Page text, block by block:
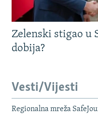
Zelenski stigao u
dobija?
Vesti/Vijesti
Regionalna mreža